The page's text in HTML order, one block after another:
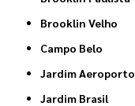
Brooklin Velho
Campo Belo
Jardim Aeroporto
Jardim Brasil